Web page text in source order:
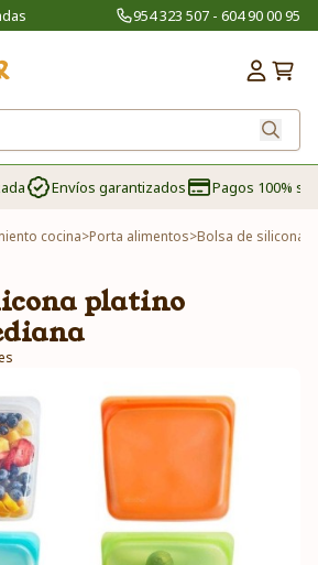
954 323 507 - 604 90 00 95
Envíos garantizados Pagos 100%
cocina>Porta alimentos>Bolsa de silicona
platino